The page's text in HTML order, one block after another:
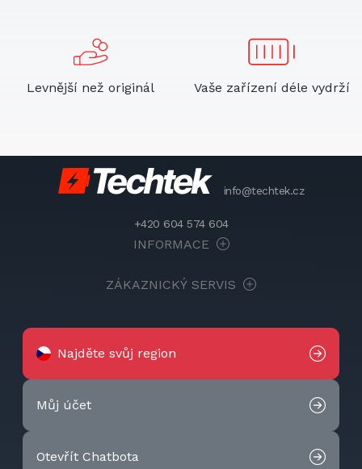
Levnější než originál Vaše zařízení déle vydrží
info@techtek.cz
+420 604 574 604
INFORMACE
ZÁKAZNICKÝ SERVIS
Najděte svůj region
Můj účet
Otevřít Chatbota